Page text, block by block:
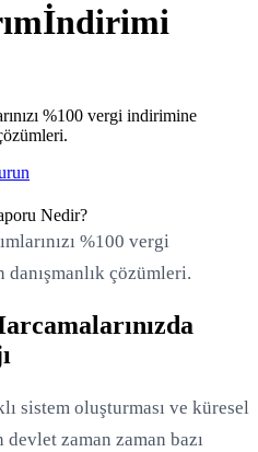
İndirimi
%100 vergi indirimine
Nedir?
%100 vergi
çözümleri.
sistem oluşturması ve küresel
zaman zaman bazı